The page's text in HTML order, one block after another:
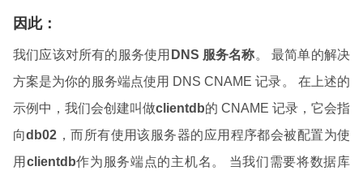
因此：
我们应该对所有的服务使用 DNS 服务名称。 最简单的解决
方案是为你的服务端点使用 DNS CNAME 记录。 在上述的
示例中，我们会创建叫做clientdb的 CNAME 记录，它会指
向db02 ，而所有使用该服务器的应用程序都会被配置为使
用 clientdb作为服务端点的主机名。 当我们需要将数据库